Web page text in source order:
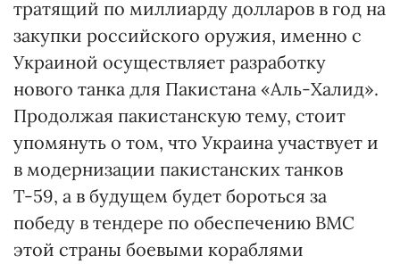
тратящий по миллиарду долларов в год на
закупки российского оружия, именно с
Украиной осуществляет разработку
нового танка для Пакистана «Аль-Халид».
Продолжая пакистанскую тему, стоит
упомянуть о том, что Украина участвует и
в модернизации пакистанских танков
Т-59, а в будущем будет бороться за
победу в тендере по обеспечению ВМС
этой страны боевыми кораблями